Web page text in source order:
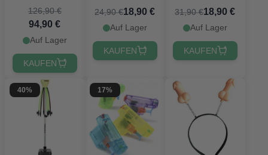
PartyVikings -
Offizielle
Maße
126,90 €
94,90 €
Auf Lager
KAUFEN
24,90 €18,90 €
Auf Lager
KAUFEN
31,90 €18,90 €
Auf Lager
KAUFEN
40% 17%